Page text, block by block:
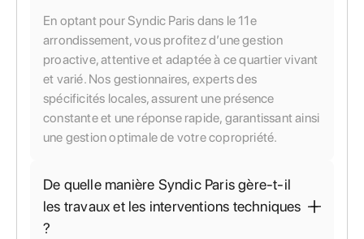
En optant pour Syndic Paris dans le 11e
arrondissement, vous profitez d’une gestion
proactive, attentive et adaptée à ce quartier vivant
et varié. Nos gestionnaires, experts des
spécificités locales, assurent une présence
constante et une réponse rapide, garantissant ainsi
une gestion optimale de votre copropriété.
De quelle manière Syndic Paris gère-t-il
les travaux et les interventions techniques
?